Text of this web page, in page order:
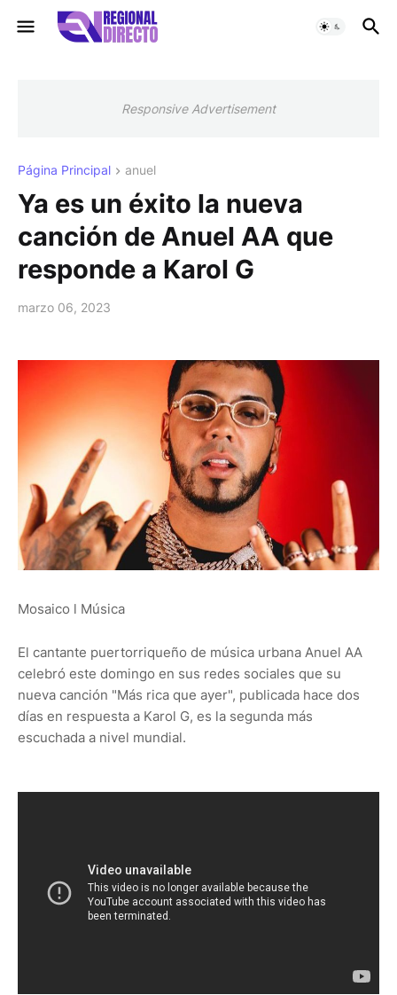
Responsive Advertisement
Página Principal anuel
Ya es un éxito la nueva
canción de Anuel AA que
responde a Karol G
marzo 06, 2023
Mosaico l Música
El cantante puertorriqueño de música urbana Anuel AA
celebró este domingo en sus redes sociales que su
nueva canción "Más rica que ayer", publicada hace dos
días en respuesta a Karol G, es la segunda más
escuchada a nivel mundial.